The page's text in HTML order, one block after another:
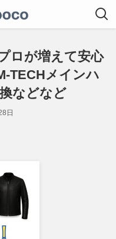
ロが増えて安心
TECHメインハ
などなど
日